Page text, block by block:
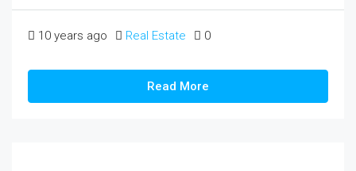
10 years ago Real Estate 0
Read More